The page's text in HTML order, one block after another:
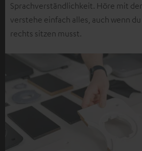
Sprachverständlichkeit. Höre mit
verstehe einfach alles, auch wenn
rechts sitzen musst.